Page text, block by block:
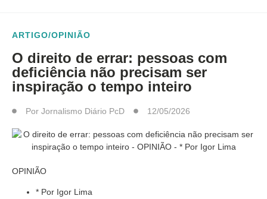
ARTIGO/OPINIÃO
O direito de errar: pessoas com
deficiência não precisam ser
inspiração o tempo inteiro
Por Jornalismo Diário PcD 12/05/2026
OPINIÃO
* Por Igor Lima